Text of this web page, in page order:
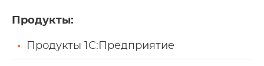
Продукты:
Продукты 1С:Предприятие